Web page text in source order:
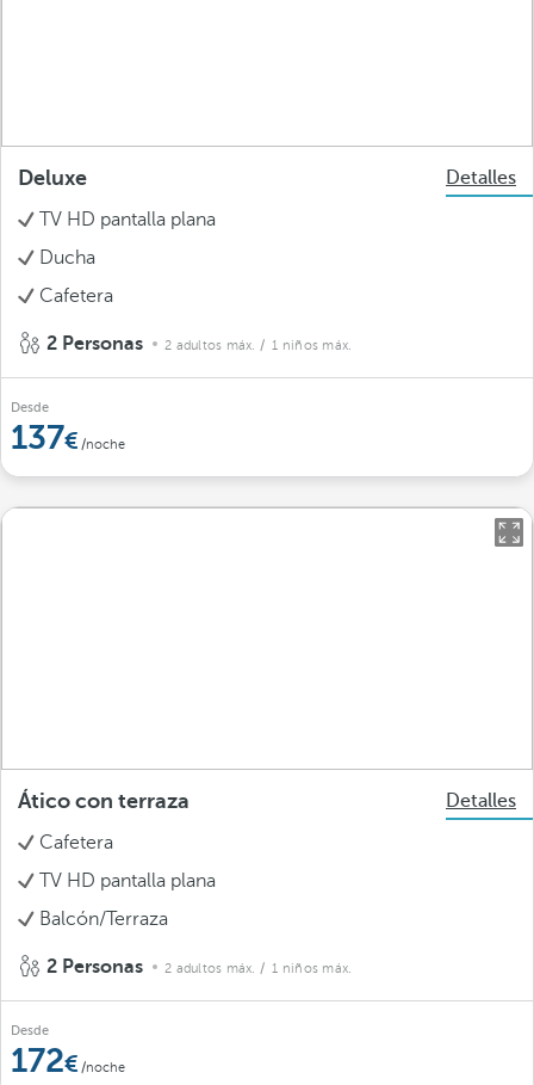
Deluxe
Detalles
TV HD pantalla plana
Ducha
Cafetera
2 Personas 2 adultos máx. / 1 niños máx.
Desde
137 /noche
Ático con terraza
Detalles
Cafetera
TV HD pantalla plana
Balcón/Terraza
2 Personas 2 adultos máx. / 1 niños máx.
Desde
172 /noche